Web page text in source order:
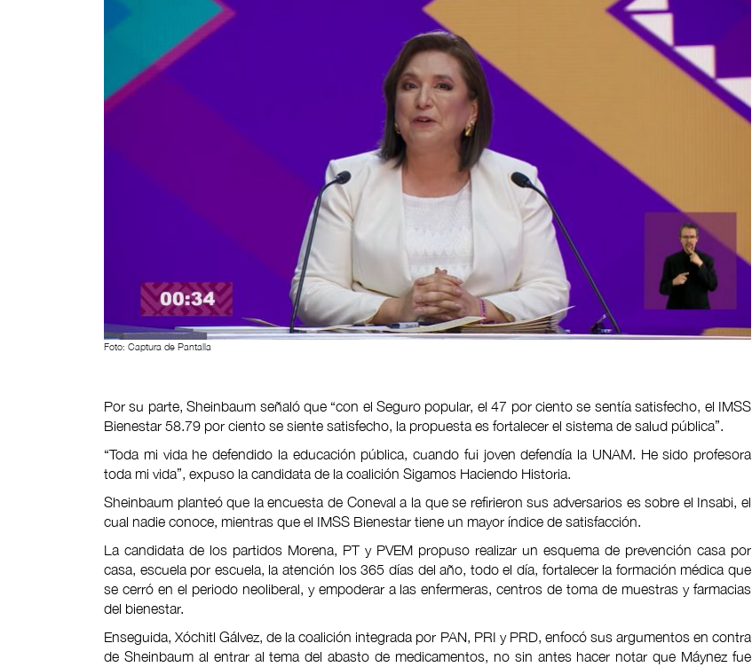
Foto: Captura de Pantalla
Por su parte, Sheinbaum señaló que “con el Seguro popular, el 47 por ciento se sentía satisfecho, el IMSS
Bienestar 58.79 por ciento se siente satisfecho, la propuesta es fortalecer el sistema de salud pública”.
“Toda mi vida he defendido la educación pública, cuando fui joven defendía la UNAM. He sido profesora
toda mi vida”, expuso la candidata de la coalición Sigamos Haciendo Historia.
Sheinbaum planteó que la encuesta de Coneval a la que se refirieron sus adversarios es sobre el Insabi, el
cual nadie conoce, mientras que el IMSS Bienestar tiene un mayor índice de satisfacción.
La candidata de los partidos Morena, PT y PVEM propuso realizar un esquema de prevención casa por
casa, escuela por escuela, la atención los 365 días del año, todo el día, fortalecer la formación médica que
se cerró en el periodo neoliberal, y empoderar a las enfermeras, centros de toma de muestras y farmacias
del bienestar.
Enseguida, Xóchitl Gálvez, de la coalición integrada por PAN, PRI y PRD, enfocó sus argumentos en contra
de Sheinbaum al entrar al tema del abasto de medicamentos, no sin antes hacer notar que Máynez fue